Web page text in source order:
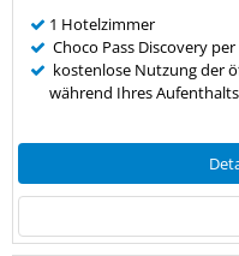
1 Hotelzimmer
Choco Pass Discovery
kostenlose Nutzung der
während Ihres